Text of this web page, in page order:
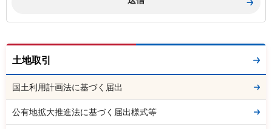
土地取引
国土利用計画法に基づく届出
公有地拡大推進法に基づく届出様式等